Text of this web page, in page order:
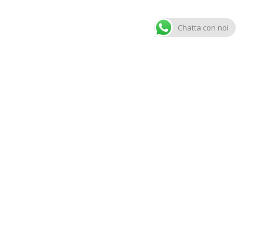
Chatta con noi